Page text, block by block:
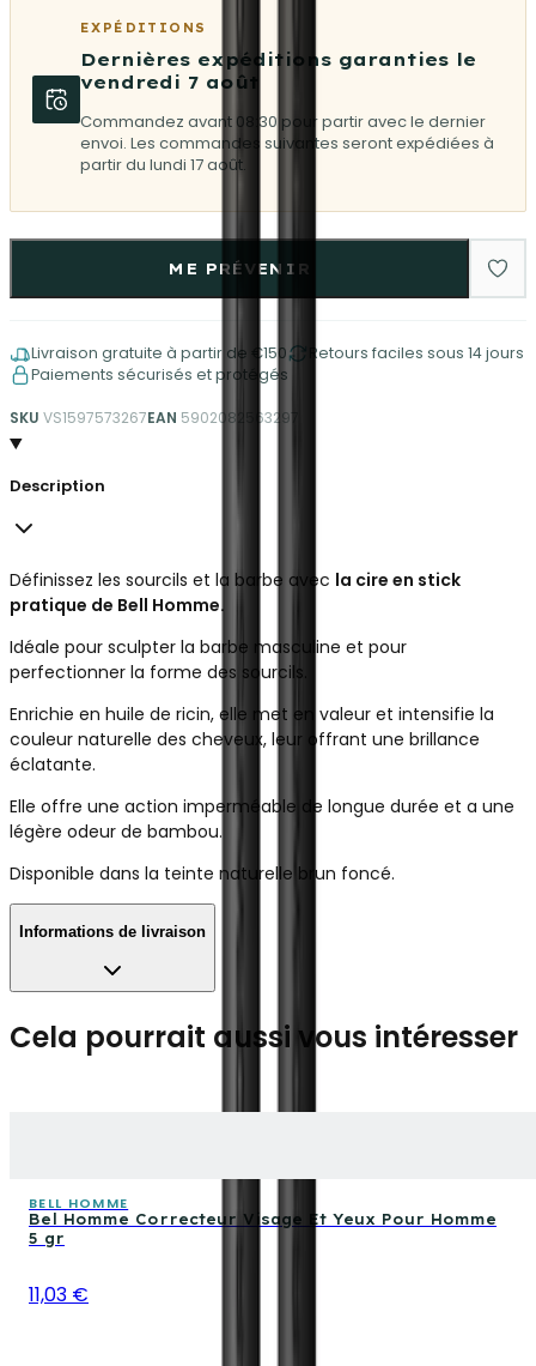
EXPÉDITIONS
Dernières expéditions garanties le
vendredi 7 août
Commandez avant 08:30 pour partir avec le dernier
envoi. Les commandes suivantes seront expédiées à
partir du lundi 17 août.
ME PRÉVENIR
Livraison gratuite à partir de €150
Retours faciles sous 14 jours
Paiements sécurisés et protégés
SKU VS1597573267EAN 5902082563297
Description
Définissez les sourcils et la barbe avec la cire en stick
pratique de Bell Homme.
Idéale pour sculpter la barbe masculine et pour
perfectionner la forme des sourcils.
Enrichie en huile de ricin, elle met en valeur et intensifie la
couleur naturelle des cheveux, leur offrant une brillance
éclatante.
Elle offre une action imperméable de longue durée et a une
légère odeur de bambou.
Disponible dans la teinte naturelle brun foncé.
Informations de livraison
Cela pourrait aussi vous intéresser
BELL HOMME
Bel Homme Correcteur Visage Et Yeux Pour Homme
5 gr
11,03 €